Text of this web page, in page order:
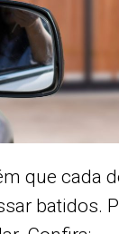
que cada
batidos.